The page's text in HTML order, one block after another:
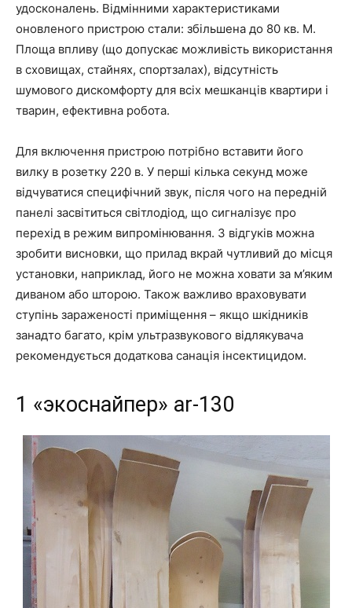
удосконалень. Відмінними характеристиками
оновленого пристрою стали: збільшена до 80 кв. М.
Площа впливу (що допускає можливість використання
в сховищах, стайнях, спортзалах), відсутність
шумового дискомфорту для всіх мешканців квартири і
тварин, ефективна робота.
Для включення пристрою потрібно вставити його
вилку в розетку 220 в. У перші кілька секунд може
відчуватися специфічний звук, після чого на передній
панелі засвітиться світлодіод, що сигналізує про
перехід в режим випромінювання. З відгуків можна
зробити висновки, що прилад вкрай чутливий до місця
установки, наприклад, його не можна ховати за м’яким
диваном або шторою. Також важливо враховувати
ступінь зараженості приміщення – якщо шкідників
занадто багато, крім ультразвукового відлякувача
рекомендується додаткова санація інсектицидом.
1 «экоснайпер» ar-130